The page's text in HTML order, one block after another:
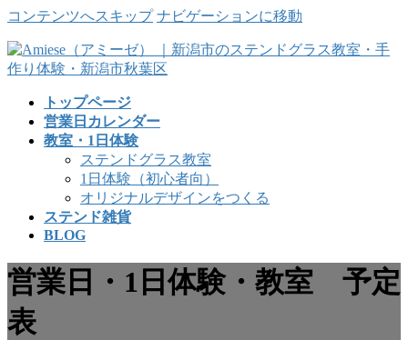
コンテンツへスキップ ナビゲーションに移動
トップページ
営業日カレンダー
教室・1日体験
ステンドグラス教室
1日体験（初心者向）
オリジナルデザインをつくる
ステンド雑貨
BLOG
営業日・1日体験・教室 予定
表